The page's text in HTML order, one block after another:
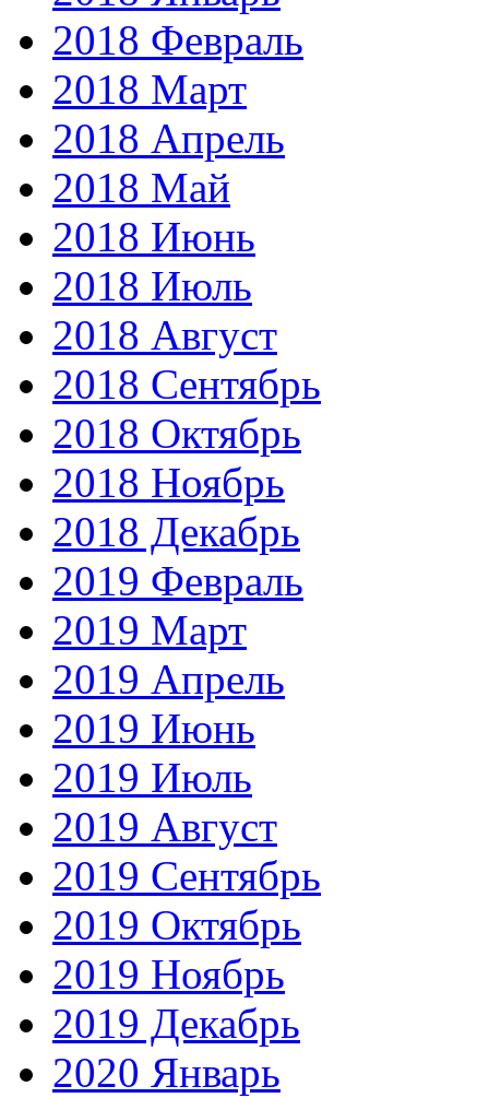
2018 Февраль
2018 Март
2018 Апрель
2018 Май
2018 Июнь
2018 Июль
2018 Август
2018 Сентябрь
2018 Октябрь
2018 Ноябрь
2018 Декабрь
2019 Февраль
2019 Март
2019 Апрель
2019 Июнь
2019 Июль
2019 Август
2019 Сентябрь
2019 Октябрь
2019 Ноябрь
2019 Декабрь
2020 Январь